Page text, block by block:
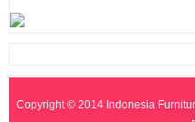
Copyright © 2014 Indonesia